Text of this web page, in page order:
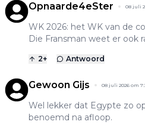
Opnaarde4eSter 08 juli
WK 2026: het WK van de
Die Fransman weet er ook
2+ Antwoord
Gewoon Gijs 08 juli 2026 om
Wel lekker dat Egypte zo
benoemd na afloop.